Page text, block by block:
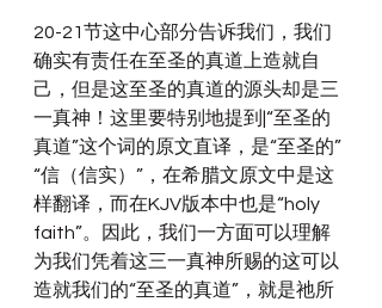
20-21节这中心部分告诉我们，我们
确实有责任在至圣的真道上造就自
己，但是这至圣的真道的源头却是三
一真神！这里要特别地提到|“至圣的
真道”这个词的原文直译，是“至圣的”
“信（信实）”，在希腊文原文中是这
样翻译，而在KJV版本中也是“holy
faith”。因此，我们一方面可以理解
为我们凭着这三一真神所赐的这可以
造就我们的“至圣的真道”，就是祂所